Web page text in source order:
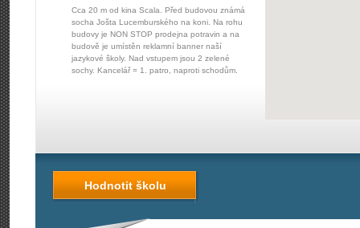
Cca 20 m od kina Scala. Před budovou známá
socha Jošta Lucemburského na koni. Na rohu
budovy je NON STOP prodejna potravin a na
budově je umístěn reklamní banner naší
jazykové školy. Nad vstupem jsou 2 zelené
sochy. Kancelář = 1. patro, naproti schodům.
Hodnotit školu